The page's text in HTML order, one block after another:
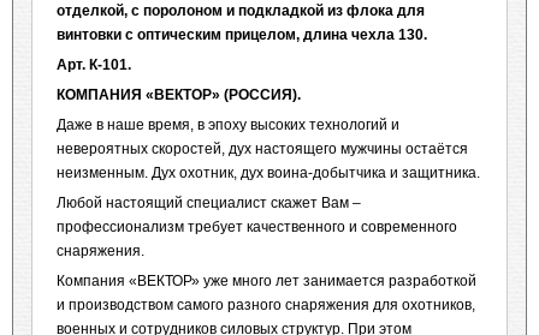
отделкой, с поролоном и подкладкой из флока для
винтовки с оптическим прицелом, длина чехла 130.
Арт. К-101.
КОМПАНИЯ «ВЕКТОР» (РОССИЯ).
Даже в наше время, в эпоху высоких технологий и
невероятных скоростей, дух настоящего мужчины остаётся
неизменным. Дух охотник, дух воина-добытчика и защитника.
Любой настоящий специалист скажет Вам –
профессионализм требует качественного и современного
снаряжения.
Компания «ВЕКТОР» уже много лет занимается разработкой
и производством самого разного снаряжения для охотников,
военных и сотрудников силовых структур. При этом